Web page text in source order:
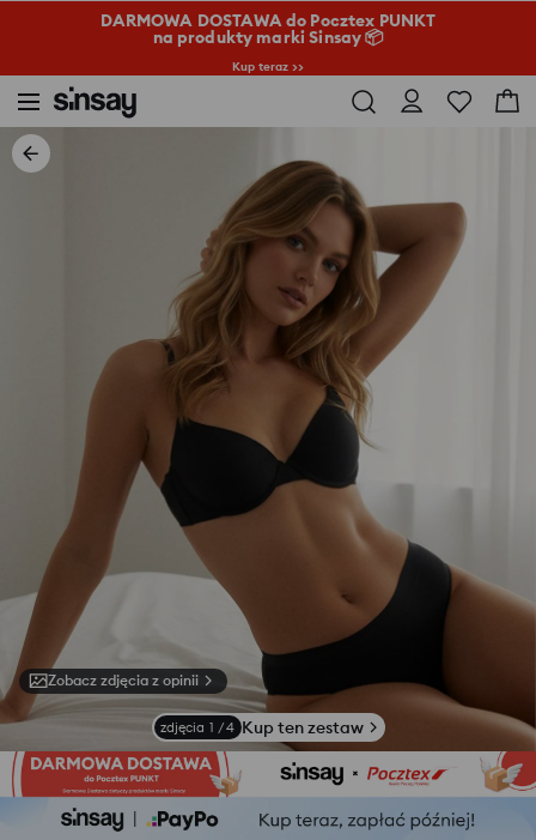
DARMOWA DOSTAWA do Pocztex PUNKT
na produkty marki Sinsay 📦
Kup teraz >>
Zobacz zdjęcia z opinii
zdjęcia 1 /4 Kup ten zestaw